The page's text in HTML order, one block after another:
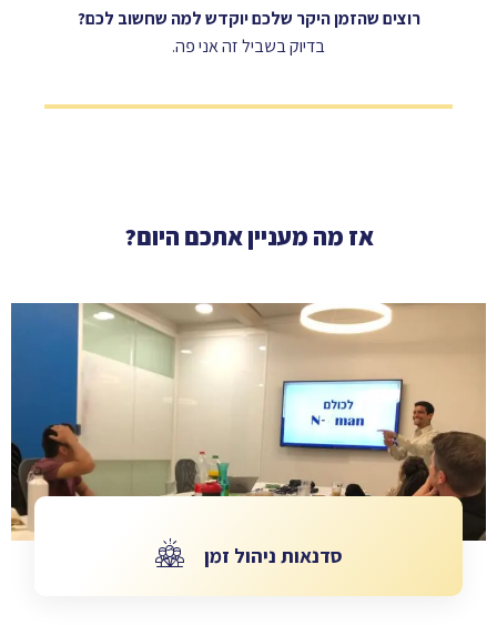
רוצים שהזמן היקר שלכם יוקדש למה שחשוב לכם?
בדיוק בשביל זה אני פה.
אז מה מעניין אתכם היום?
סדנאות ניהול זמן